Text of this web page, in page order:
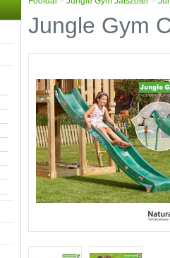
Jungle Gym